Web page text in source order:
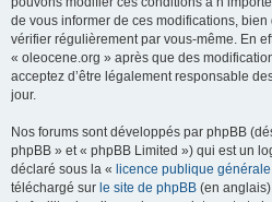
de vous informer de ces modifications,
vérifier régulièrement par vous-même. En
« oleocene.org » après que des
acceptez d’être légalement responsable
jour.
Nos forums sont développés par phpBB
phpBB » et « phpBB Limited ») qui est un
déclaré sous la « licence publique
téléchargé sur le site de phpBB (en